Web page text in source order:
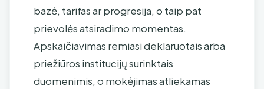
bazė, tarifas ar progresija, o taip pat
prievolės atsiradimo momentas.
Apskaičiavimas remiasi deklaruotais arba
priežiūros institucijų surinktais
duomenimis, o mokėjimas atliekamas